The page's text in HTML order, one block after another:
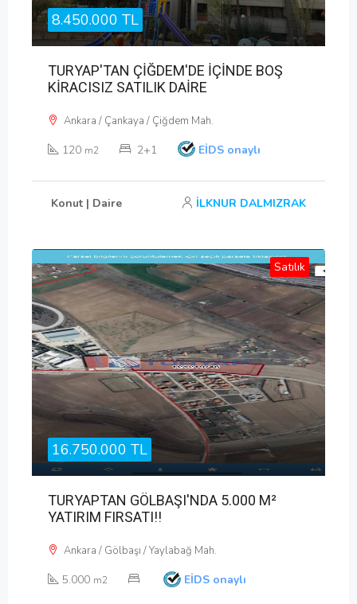
8.450.000 TL
TURYAP'TAN ÇİĞDEM'DE İÇİNDE BOŞ
KİRACISIZ SATILIK DAİRE
Ankara / Çankaya / Çiğdem Mah.
120 m2 2+1 EİDS onaylı
Konut | Daire İLKNUR DALMIZRAK
Satılık
16.750.000 TL
TURYAPTAN GÖLBAŞI'NDA 5.000 M²
YATIRIM FIRSATI!!
Ankara / Gölbaşı / Yaylabağ Mah.
5.000 m2 EİDS onaylı